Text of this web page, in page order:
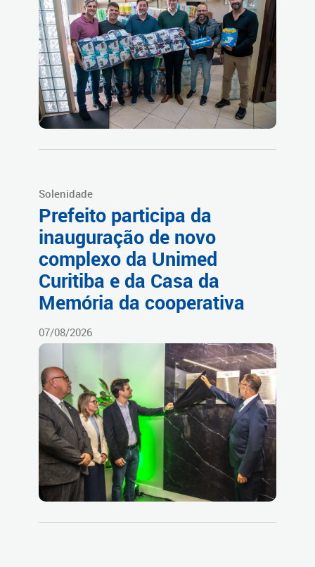
Solenidade
Prefeito participa da
inauguração de novo
complexo da Unimed
Curitiba e da Casa da
Memória da cooperativa
07/08/2026